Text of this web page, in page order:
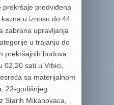
prekršaje predviđena
u iznosu do 44
zabrana upravljanja
u trajanju do
prekršajnih bodova.
02,20 sati u Vrbici,
sa materijalnom
22-godišnjeg
Starih Mikanovaca,